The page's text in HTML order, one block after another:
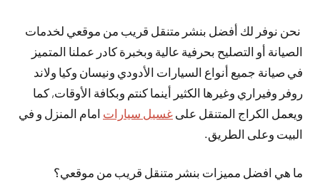
نحن نوفر لك أفضل بنشر متنقل قريب من موقعي لخدمات
الصيانة أو التصليح بحرفية عالية وبخبرة كادر عملنا المتميز
في صيانة جميع أنواع السيارات الأدودي ونيسان وكيا ولاند
روفر وفيراري وغيرها الكثير أينما كنتم وبكافة الأوقات, كما
ويعمل الكراج المتنقل على غسيل سيارات امام المنزل و في
البيت وعلى الطريق.
ما هي افضل مميزات بنشر متنقل قريب من موقعي؟